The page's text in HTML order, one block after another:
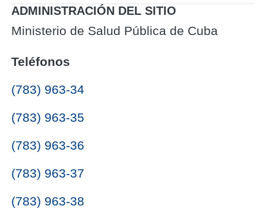
ADMINISTRACIÓN DEL SITIO
Ministerio de Salud Pública de Cuba
Teléfonos
(783) 963-34
(783) 963-35
(783) 963-36
(783) 963-37
(783) 963-38